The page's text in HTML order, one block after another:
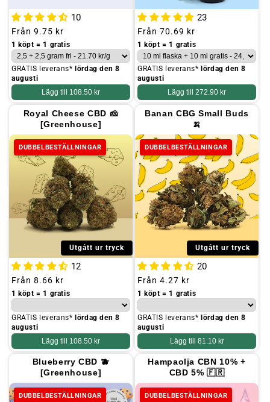
10
Ordinarie
pris
Från 9.75 kr
1 köpt = 1 gratis
GRATIS leverans* lördag den 8
augusti
Lägg till 108.50 kr
23
Ordinarie
pris
Från 70.69 kr
1 köpt = 1 gratis
GRATIS leverans* lördag den 8
augusti
Lägg till 272.90 kr
Royal Cheese CBD 🧀
[Greenhouse]
DUBBELBESTÄLLNINGAR
Utgått ur tryck
12
Ordinarie
pris
Från 8.66 kr
1 köpt = 1 gratis
GRATIS leverans*lördag den 8
augusti
Lägg till 108.50 kr
Banan CBG Small Buds
🍌
DUBBELBESTÄLLNINGAR
Utgått ur tryck
20
Ordinarie
pris
Från 4.27 kr
1 köpt = 1 gratis
GRATIS leverans*lördag den 8
augusti
Lägg till 81.10 kr
Blueberry CBD 🫐
[Greenhouse]
DUBBELBESTÄLLNINGAR
Hampaolja CBN 10% +
CBD 5% 🇫🇷
DUBBELBESTÄLLNINGAR